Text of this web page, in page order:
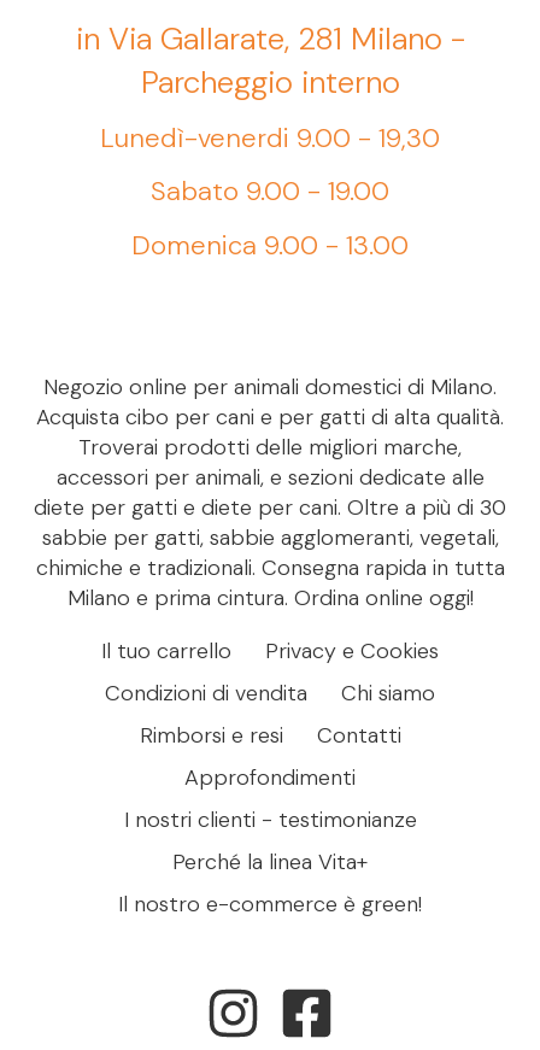
in Via Gallarate, 281 Milano -
Parcheggio interno
Lunedì-venerdi 9.00 - 19,30
Sabato 9.00 - 19.00
Domenica 9.00 - 13.00
Negozio online per animali domestici di Milano.
Acquista cibo per cani e per gatti di alta qualità.
Troverai prodotti delle migliori marche,
accessori per animali, e sezioni dedicate alle
diete per gatti e diete per cani. Oltre a più di 30
sabbie per gatti, sabbie agglomeranti, vegetali,
chimiche e tradizionali. Consegna rapida in tutta
Milano e prima cintura. Ordina online oggi!
Il tuo carrello
Privacy e Cookies
Condizioni di vendita
Chi siamo
Rimborsi e resi
Contatti
Approfondimenti
I nostri clienti - testimonianze
Perché la linea Vita+
Il nostro e-commerce è green!